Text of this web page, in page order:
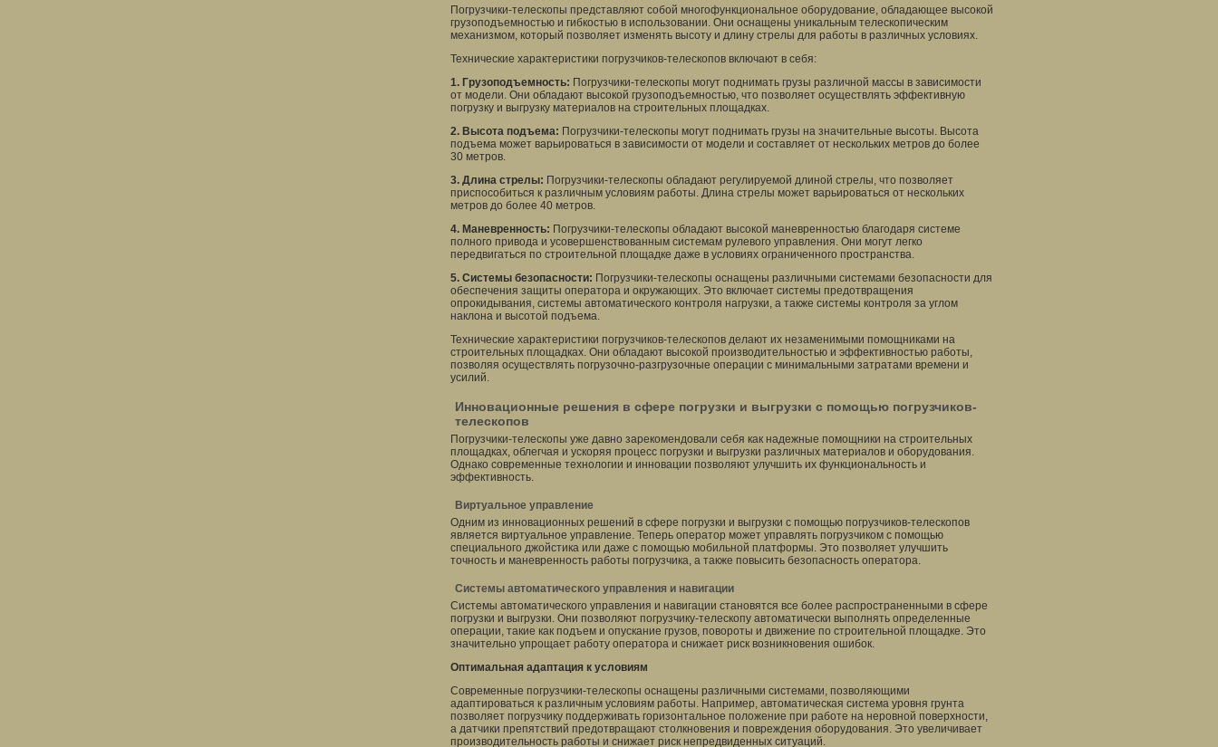
Погрузчики-телескопы представляют собой многофункциональное оборудование, обладающее высокой
грузоподъемностью и гибкостью в использовании. Они оснащены уникальным телескопическим
механизмом, который позволяет изменять высоту и длину стрелы для работы в различных условиях.
Технические характеристики погрузчиков-телескопов включают в себя:
1. Грузоподъемность: Погрузчики-телескопы могут поднимать грузы различной массы в зависимости
от модели. Они обладают высокой грузоподъемностью, что позволяет осуществлять эффективную
погрузку и выгрузку материалов на строительных площадках.
2. Высота подъема: Погрузчики-телескопы могут поднимать грузы на значительные высоты. Высота
подъема может варьироваться в зависимости от модели и составляет от нескольких метров до более
30 метров.
3. Длина стрелы: Погрузчики-телескопы обладают регулируемой длиной стрелы, что позволяет
приспособиться к различным условиям работы. Длина стрелы может варьироваться от нескольких
метров до более 40 метров.
4. Маневренность: Погрузчики-телескопы обладают высокой маневренностью благодаря системе
полного привода и усовершенствованным системам рулевого управления. Они могут легко
передвигаться по строительной площадке даже в условиях ограниченного пространства.
5. Системы безопасности: Погрузчики-телескопы оснащены различными системами безопасности для
обеспечения защиты оператора и окружающих. Это включает системы предотвращения
опрокидывания, системы автоматического контроля нагрузки, а также системы контроля за углом
наклона и высотой подъема.
Технические характеристики погрузчиков-телескопов делают их незаменимыми помощниками на
строительных площадках. Они обладают высокой производительностью и эффективностью работы,
позволяя осуществлять погрузочно-разгрузочные операции с минимальными затратами времени и
усилий.
Инновационные решения в сфере погрузки и выгрузки с помощью погрузчиков-
телескопов
Погрузчики-телескопы уже давно зарекомендовали себя как надежные помощники на строительных
площадках, облегчая и ускоряя процесс погрузки и выгрузки различных материалов и оборудования.
Однако современные технологии и инновации позволяют улучшить их функциональность и
эффективность.
Виртуальное управление
Одним из инновационных решений в сфере погрузки и выгрузки с помощью погрузчиков-телескопов
является виртуальное управление. Теперь оператор может управлять погрузчиком с помощью
специального джойстика или даже с помощью мобильной платформы. Это позволяет улучшить
точность и маневренность работы погрузчика, а также повысить безопасность оператора.
Системы автоматического управления и навигации
Системы автоматического управления и навигации становятся все более распространенными в сфере
погрузки и выгрузки. Они позволяют погрузчику-телескопу автоматически выполнять определенные
операции, такие как подъем и опускание грузов, повороты и движение по строительной площадке. Это
значительно упрощает работу оператора и снижает риск возникновения ошибок.
Оптимальная адаптация к условиям
Современные погрузчики-телескопы оснащены различными системами, позволяющими
адаптироваться к различным условиям работы. Например, автоматическая система уровня грунта
позволяет погрузчику поддерживать горизонтальное положение при работе на неровной поверхности,
а датчики препятствий предотвращают столкновения и повреждения оборудования. Это увеличивает
производительность работы и снижает риск непредвиденных ситуаций.